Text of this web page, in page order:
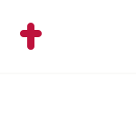
Workflow